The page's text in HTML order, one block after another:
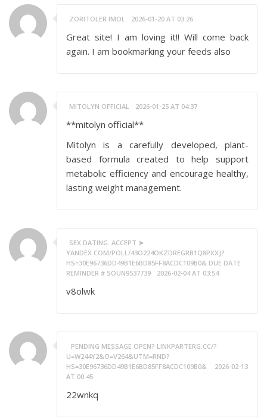
ZORITOLER IMOL 2026-01-20 AT 03:26
Great site! I am loving it!! Will come back
again. I am bookmarking your feeds also
MITOLYN OFFICIAL 2026-01-25 AT 04:37
**mitolyn official**
Mitolyn is a carefully developed, plant-
based formula created to help support
metabolic efficiency and encourage healthy,
lasting weight management.
SEX DATING. ACCEPT ➤
YANDEX.COM/POLL/43O224OKZDREGRB1Q8PXXJ?
HS=30E96736DD49B1E6BD85FF8ACDC109B0& DUE DATE
REMINDER # SOUN9537739
2026-02-04 AT 03:54
v8olwk
‍ PENDING MESSAGE OPEN? LINKPARTERG.CC/?
U=W244Y2&O=V264&UTM=RND?
HS=30E96736DD49B1E6BD85FF8ACDC109B0& ‍
2026-02-13
AT 00:45
22wnkq